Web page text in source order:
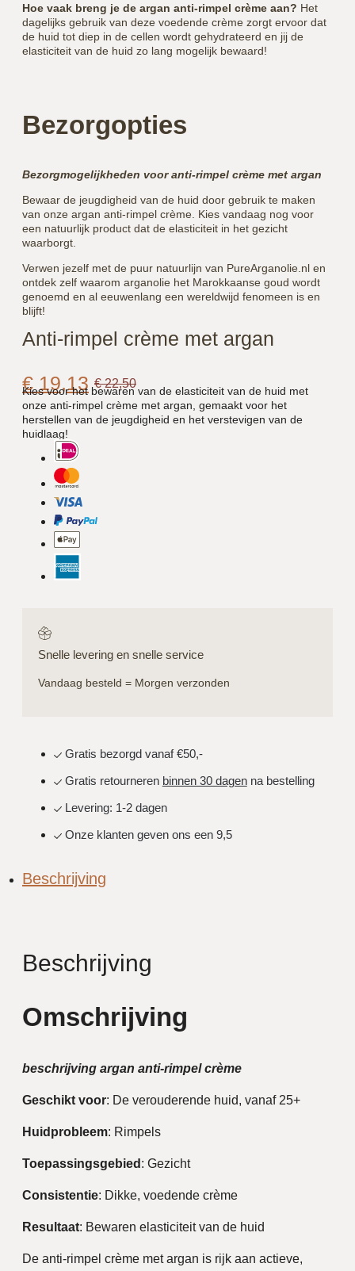
Hoe vaak breng je de argan anti-rimpel crème aan? Het
dagelijks gebruik van deze voedende crème zorgt ervoor dat
de huid tot diep in de cellen wordt gehydrateerd en jij de
elasticiteit van de huid zo lang mogelijk bewaard!
Bezorgopties
Bezorgmogelijkheden voor anti-rimpel crème met argan
Bewaar de jeugdigheid van de huid door gebruik te maken
van onze argan anti-rimpel crème. Kies vandaag nog voor
een natuurlijk product dat de elasticiteit in het gezicht
waarborgt.
Verwen jezelf met de puur natuurlijn van PureArganolie.nl en
ontdek zelf waarom arganolie het Marokkaanse goud wordt
genoemd en al eeuwenlang een wereldwijd fenomeen is en
blijft!
Anti-rimpel crème met argan
€22,50
€ 19,13
Kies voor het bewaren van de elasticiteit van de huid met
onze anti-rimpel crème met argan, gemaakt voor het
herstellen van de jeugdigheid en het verstevigen van de
huidlaag!
Snelle levering en snelle service
Vandaag besteld = Morgen verzonden
Gratis bezorgd vanaf €50,-
Gratis retourneren binnen 30 dagenna bestelling
Levering: 1-2 dagen
Onze klanten geven ons een 9,5
Beschrijving
Beschrijving
Omschrijving
beschrijving argan anti-rimpel crème
Geschikt voor: De verouderende huid, vanaf 25+
Huidprobleem: Rimpels
Toepassingsgebied : Gezicht
Consistentie: Dikke, voedende crème
Resultaat: Bewaren elasticiteit van de huid
De anti-rimpel crème met argan is rijk aan actieve,